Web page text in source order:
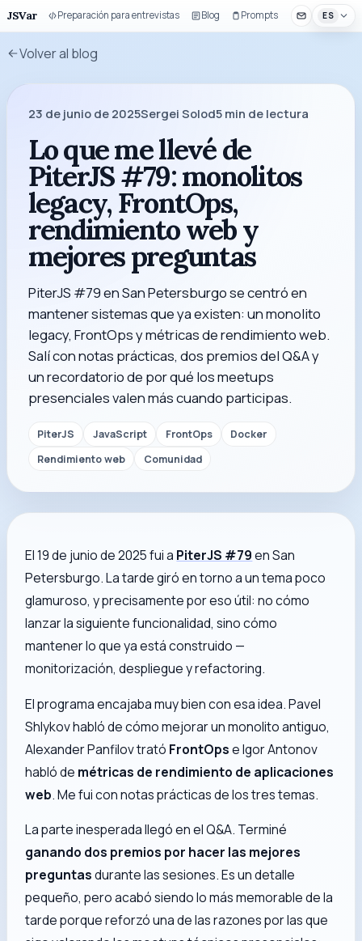
JSVar Preparación para entrevistas Blog Prompts Componentes
ES
Volver al blog
23 de junio de 2025Sergei Solod5 min de lectura
Lo que me llevé de
PiterJS #79: monolitos
legacy, FrontOps,
rendimiento web y
mejores preguntas
PiterJS #79 en San Petersburgo se centró en
mantener sistemas que ya existen: un monolito
legacy, FrontOps y métricas de rendimiento web.
Salí con notas prácticas, dos premios del Q&A y
un recordatorio de por qué los meetups
presenciales valen más cuando participas.
PiterJS JavaScript FrontOps
Docker
Rendimiento web
Comunidad
El 19 de junio de 2025 fui a PiterJS #79en San
Petersburgo. La tarde giró en torno a un tema poco
glamuroso, y precisamente por eso útil: no cómo
lanzar la siguiente funcionalidad, sino cómo
mantener lo que ya está construido —
monitorización, despliegue y refactoring.
El programa encajaba muy bien con esa idea. Pavel
Shlykov habló de cómo mejorar un monolito antiguo,
Alexander Panfilov trató FrontOpse Igor Antonov
habló de métricas de rendimiento de aplicaciones
web. Me fui con notas prácticas de los tres temas.
La parte inesperada llegó en el Q&A. Terminé
ganando dos premios por hacer las mejores
preguntasdurante las sesiones. Es un detalle
pequeño, pero acabó siendo lo más memorable de la
tarde porque reforzó una de las razones por las que